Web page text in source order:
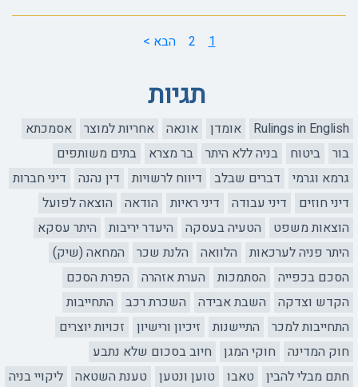
1
2 הבא >
תגיות
Rulings in English אומדן אונאה אחריות למוצר
אסמכתא
בור
ביטוח בניה ללא היתר בר מצרא
בתים משותפים
גרמא וגרמי
דברים שבלב דיווח לרשויות דין נהנה
דיני חברות
דיני חוזים
דיני עבודה דיני ראיות הודאה
הוצאה לפועל
הוצאות משפט
הטעיה בעסקה היעדר יריבות
היתר עסקא
היתר פניה לערכאות
הלוואה הלנת שכר
המחאה (שיק)
הסכם בכפייה
הסתמכות הערת אזהרה
הפרת הסכם
הקדש וצדקה
השבת אבידה השכרת רכב
התחייבות
התחייבות למכר
התיישנות זיכיון ורישיון
זכויות יוצרים
חוק המדינה
חוקי המגן
חיוב בסכום שלא נתבע
חתם מבלי להבין
טאבו טוען ונטען טענת השטאה
ליקויי בניה